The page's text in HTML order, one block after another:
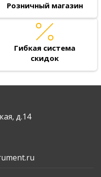
Розничный магазин
Гибкая система
скидок
д.14